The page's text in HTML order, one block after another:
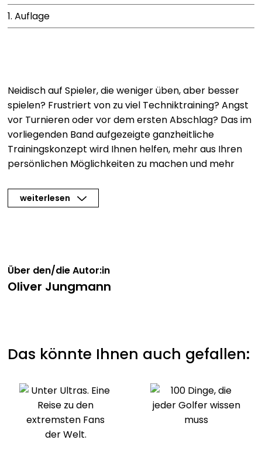
1. Auflage
Neidisch auf Spieler, die weniger üben, aber besser
spielen? Frustriert von zu viel Techniktraining? Angst
vor Turnieren oder vor dem ersten Abschlag? Das im
vorliegenden Band aufgezeigte ganzheitliche
Trainingskonzept wird Ihnen helfen, mehr aus Ihren
persönlichen Möglichkeiten zu machen und mehr
zusätzliches Training auf der Driving-Range.
weiterlesen
Über den/die Autor:in
Oliver Jungmann
Das könnte Ihnen auch gefallen: